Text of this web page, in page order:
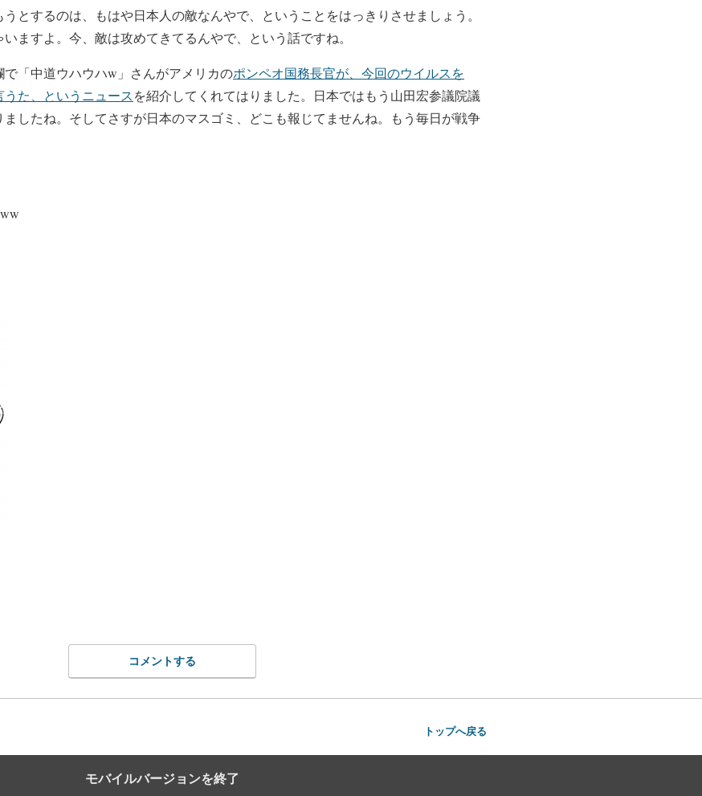
とするのは、もはや日本人の敵なんやで、ということをはっきりさせましょう。
ますよ。今、敵は攻めてきてるんやで、という話ですね。
「中道ウハウハw」さんがアメリカのポンペオ国務長官が、今回のウイルスを
うた、というニュースを紹介してくれてはりました。日本ではもう山田宏参議院議
したね。そしてさすが日本のマスゴミ、どこも報じてませんね。もう毎日が戦争
コメントする
トップへ戻る
モバイルバージョンを終了